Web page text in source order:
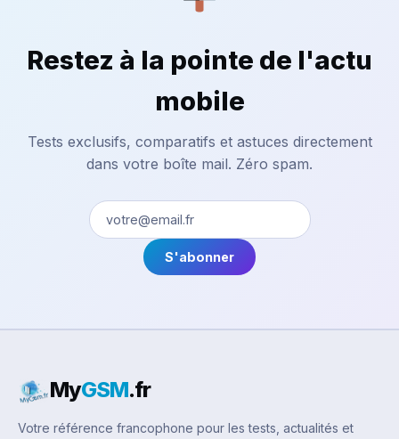
Restez à la pointe de l'actu
mobile
Tests exclusifs, comparatifs et astuces directement
dans votre boîte mail. Zéro spam.
S'abonner
MyGSM.fr
Votre référence francophone pour les tests, actualités et